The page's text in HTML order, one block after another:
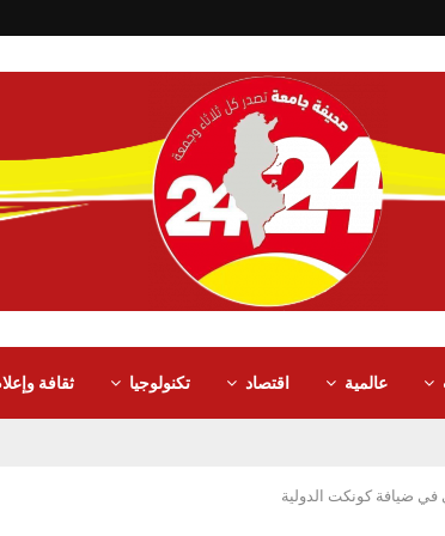
عالمية اقتصاد تكنولوجيا ثقافة
في ضيافة كونكت الدولية